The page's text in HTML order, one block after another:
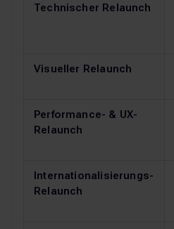
Technischer Relaunch
Visueller Relaunch
Performance- & UX-
Relaunch
Internationalisierungs-
Relaunch